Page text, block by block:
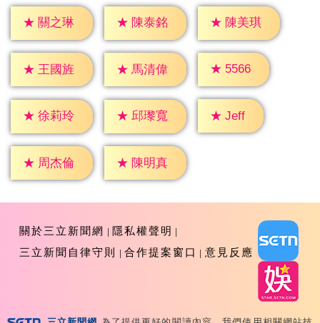
★ 關之琳 ★ 陳泰銘 ★ 陳美琪
★ 王國旌 ★ 馬清偉 ★ 5566
★ 徐莉玲 ★ 邱瓈寬 ★ Jeff
★ 周杰倫 ★ 陳明真
關於三立新聞網
隱私權聲明
三立新聞自律守則
合作提案窗口 意見反應